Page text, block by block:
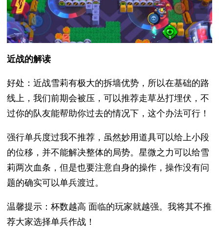
近战的解读
好处：近战雪莉有极大的拆墙优势，所以在基础的路
线上，我们前期会被压，可以推荐走草丛打埋伏，不
过你的队友能帮助你过去的情况下，这个办法可行！
强行单兵度过我不推荐，虽然妙用道具可以给上小段
的位移，并不能解决整体的局势。星微之力可以给雪
莉两次血条，但是也要注意自身的操作，操作没有问
题的确实可以单兵渡过。
温馨提示：杯数越高 面临的玩家就越强。我将其不推
荐大家选择单兵作战！